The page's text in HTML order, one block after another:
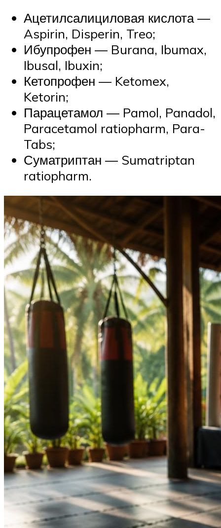
Ацетилсалициловая кислота —
Aspirin, Disperin, Treo;
Ибупрофен — Burana, Ibumax,
Ibusal, Ibuxin;
Кетопрофен — Ketomex,
Ketorin;
Парацетамол — Pamol, Panadol,
Paracetamol ratiopharm, Para-
Tabs;
Суматриптан — Sumatriptan
ratiopharm.